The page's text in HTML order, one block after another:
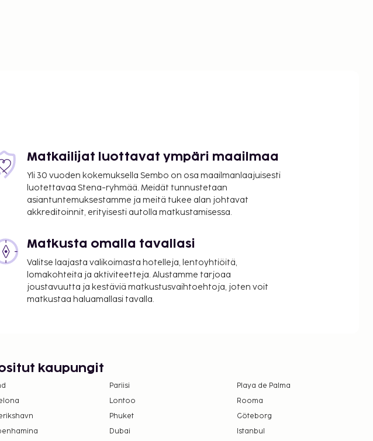
Matkailijat luottavat ympäri maailmaa
Yli 30 vuoden kokemuksella Sembo on osa maailmanlaajuisesti
luotettavaa Stena-ryhmää. Meidät tunnustetaan
asiantuntemuksestamme ja meitä tukee alan johtavat
akkreditoinnit, erityisesti autolla matkustamisessa.
Matkusta omalla tavallasi
Valitse laajasta valikoimasta hotelleja, lentoyhtiöitä,
lomakohteita ja aktiviteetteja. Alustamme tarjoaa
joustavuutta ja kestäviä matkustusvaihtoehtoja, joten voit
matkustaa haluamallasi tavalla.
kaupungit
Pariisi
Playa de Palma
Lontoo
Rooma
Phuket
Göteborg
Dubai
Istanbul